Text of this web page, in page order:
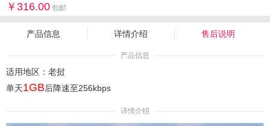
316.00 包邮
产品信息 详情介绍 售后说明
产品信息
适用地区：老挝
单天1GB后降速至256kbps
详情介绍